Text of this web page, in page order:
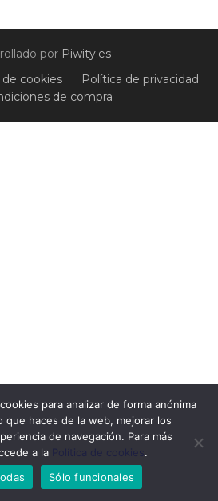
por Piwity.es
cookies
Política de privacidad
de compra
para analizar de forma anónima
que haces de la web, mejorar los
de navegación. Para más
a la
.
Sólo funcionales